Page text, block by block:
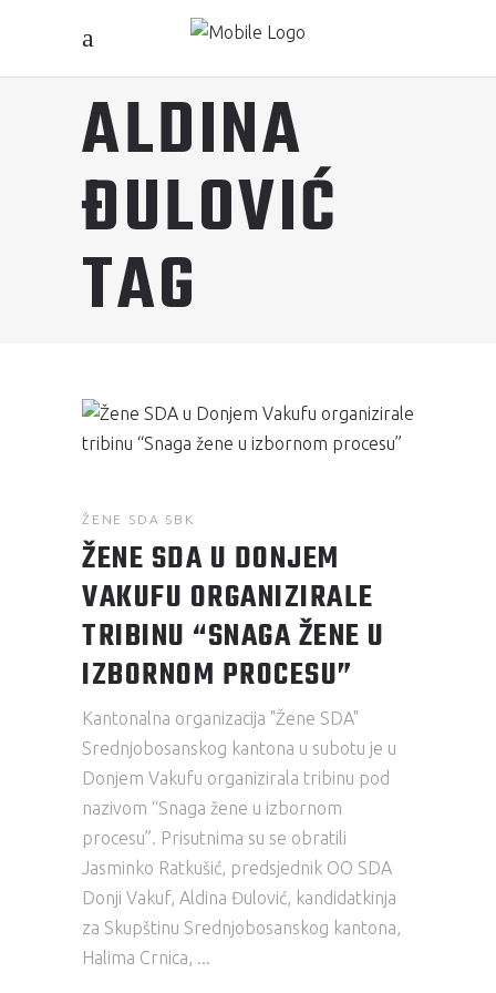
ALDINA
ĐULOVIĆ
TAG
ŽENE SDA SBK
ŽENE SDA U DONJEM
VAKUFU ORGANIZIRALE
TRIBINU “SNAGA ŽENE U
IZBORNOM PROCESU”
Kantonalna organizacija "Žene SDA"
Srednjobosanskog kantona u subotu je u
Donjem Vakufu organizirala tribinu pod
nazivom “Snaga žene u izbornom
procesu”. Prisutnima su se obratili
Jasminko Ratkušić, predsjednik OO SDA
Donji Vakuf, Aldina Đulović, kandidatkinja
za Skupštinu Srednjobosanskog kantona,
Halima Crnica,